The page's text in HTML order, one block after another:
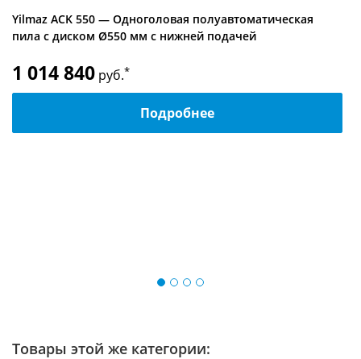
Yilmaz ACK 550 — Одноголовая полуавтоматическая
пила с диском Ø550 мм с нижней подачей
1 014 840 руб.*
Подробнее
Товары этой же категории: